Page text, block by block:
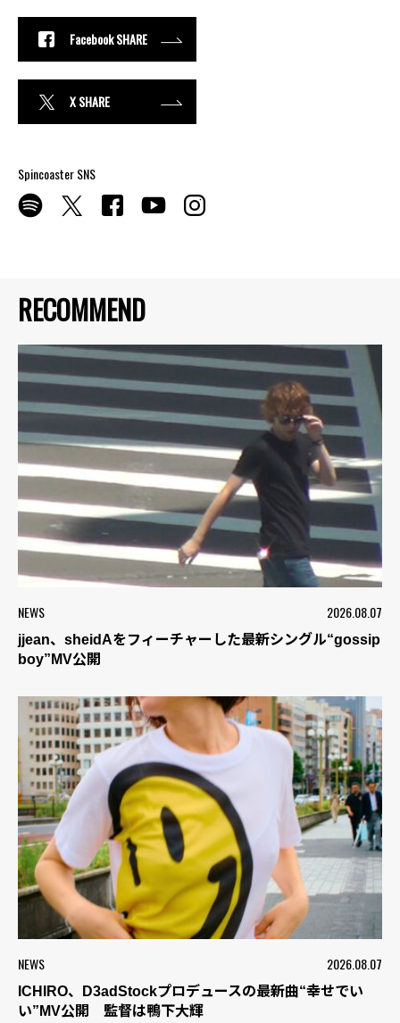
RECOMMEND
NEWS 2026.08.07
jjean、sheidAをフィーチャーした最新シングル“gossip
boy”MV公開
NEWS 2026.08.07
ICHIRO、D3adStockプロデュースの最新曲“幸せでい
い”MV公開 監督は鴨下大輝
Facebook SHARE
X SHARE
Spincoaster SNS